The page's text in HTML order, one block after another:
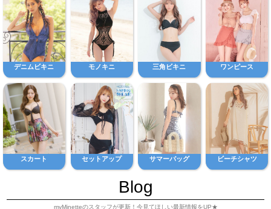
デニムビキニ モノキニ 三角ビキニ ワンピース
スカート セットアップ サマーバッグ ビーチシャツ
Blog
myMinetteのスタッフが更新！今見てほしい最新情報をUP★